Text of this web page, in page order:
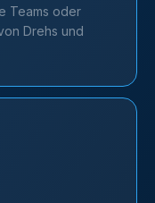
Teams oder
Drehs und